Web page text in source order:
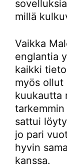
millä
Vaikka
englantia
kaikki
myös ollut
kuukautta
sattui
jo pari
hyvin
kanssa.